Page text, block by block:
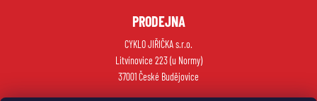
PRODEJNA
CYKLO JIŘIČKA s.r.o.
Litvínovice 223 (u Normy)
37001 České Budějovice